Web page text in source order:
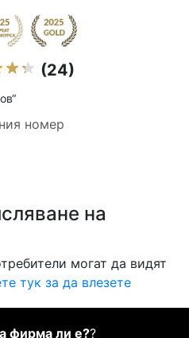
(24)
номер
на
могат да видят
тук за да влезете
фирма ли е??